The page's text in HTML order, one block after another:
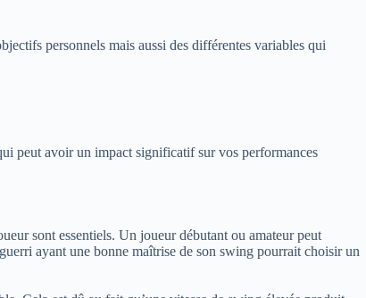
personnels mais aussi des différentes variables qui
peut avoir un impact significatif sur vos performances
sont essentiels. Un joueur débutant ou amateur peut
ayant une bonne maîtrise de son swing pourrait choisir un